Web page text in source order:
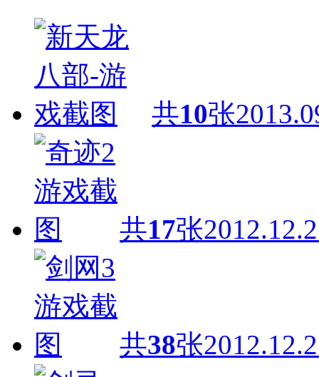
共10张
共17张
共38张